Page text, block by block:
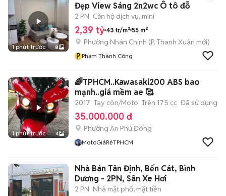
1 phút trước 8
Đẹp View Sáng 2n2wc Ô tô đỗ
2 PN Căn hộ dịch vụ, mini
2,39 tỷ 43 tr/m² 55 m²
Phường Nhân Chính (P. Thanh Xuân mới)
P Phạm Thành Công
1 phút trước 4
🌈TPHCM..Kawasaki200 ABS bao
mạnh..giá mềm ae 🥰
2017 Tay côn/Moto Trên 175 cc Đã sử dụng
35.000.000 đ
Phường An Phú Đông
MotoGiáRẻTPHCM
Nhà Bán Tân Định, Bến Cát, Bình
Dương - 2PN, Sân Xe Hơi
2 PN Nhà mặt phố, mặt tiền